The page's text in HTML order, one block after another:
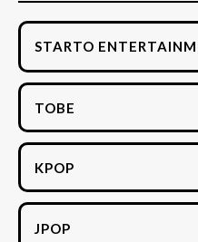
STARTO
TOBE
KPOP
JPOP